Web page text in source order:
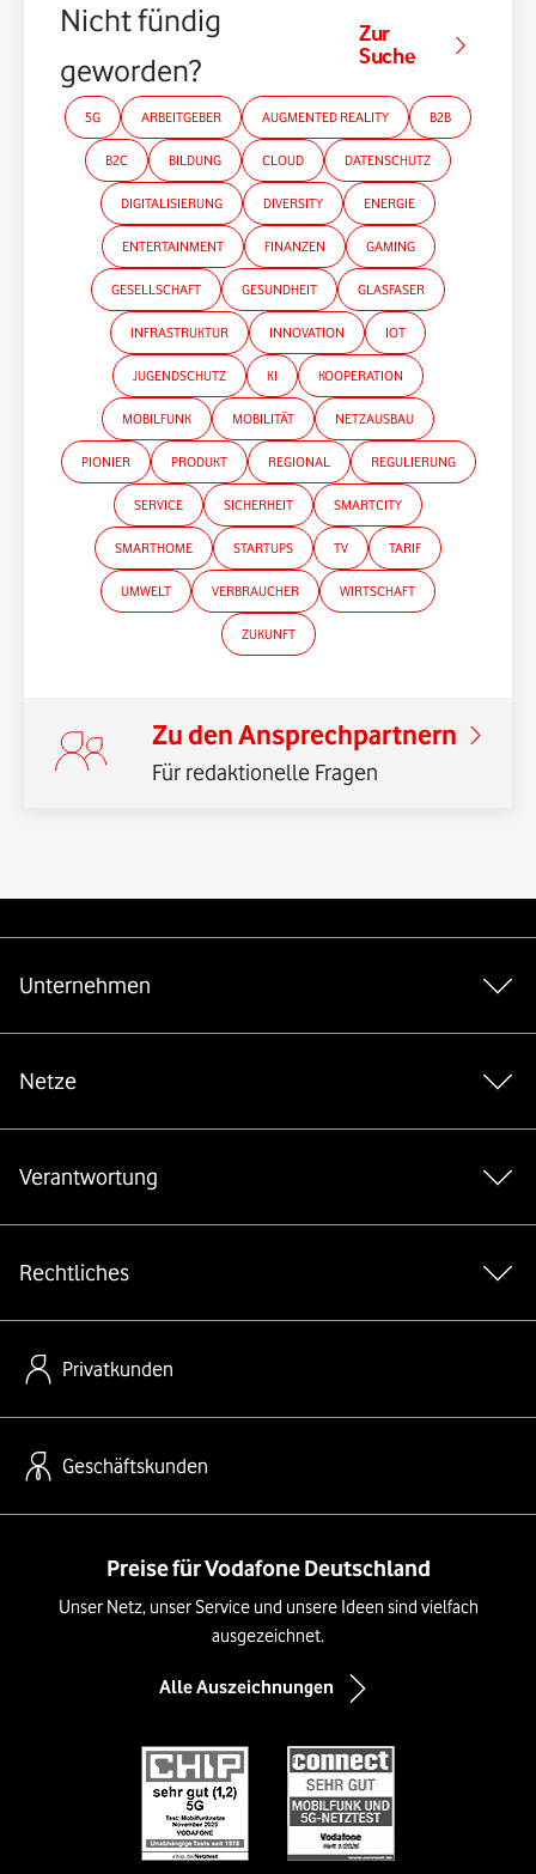
*Gender-Hinweis
Nicht fündig
geworden?
Zur
Suche
5G ARBEITGEBER AUGMENTED REALITY B2B
B2C BILDUNG CLOUD DATENSCHUTZ
DIGITALISIERUNG DIVERSITY ENERGIE
ENTERTAINMENT FINANZEN GAMING
GESELLSCHAFT GESUNDHEIT GLASFASER
INFRASTRUKTUR INNOVATION IOT
JUGENDSCHUTZ KI KOOPERATION
MOBILFUNK MOBILITÄT NETZAUSBAU
PIONIER PRODUKT REGIONAL REGULIERUNG
SERVICE SICHERHEIT SMARTCITY
SMARTHOME STARTUPS TV TARIF
UMWELT VERBRAUCHER WIRTSCHAFT
ZUKUNFT
Zu den Ansprechpartnern
Für redaktionelle Fragen
Unternehmen
Netze
Verantwortung
Rechtliches
Privatkunden
Geschäftskunden
Preise für Vodafone Deutschland
Unser Netz, unser Service und unsere Ideen sind vielfach
ausgezeichnet.
Alle Auszeichnungen